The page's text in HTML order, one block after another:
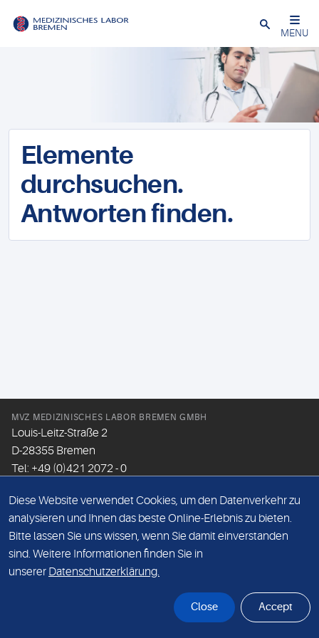
Schließen
MENU
Elemente
durchsuchen.
Antworten finden.
MVZ MEDIZINISCHES LABOR BREMEN GMBH
Louis-Leitz-Straße 2
D-28355 Bremen
Tel: +49 (0)421 2072 - 0
Email:info@mlhb.de
DATENSCHUTZ
IMPRESSUM
Diese Website verwendet Cookies, um den Datenverkehr zu
analysieren und Ihnen das beste Online-Erlebnis zu bieten.
Bitte lassen Sie uns wissen, wenn Sie damit einverstanden
sind. Weitere Informationen finden Sie in
unserer Datenschutzerklärung.
Close Accept